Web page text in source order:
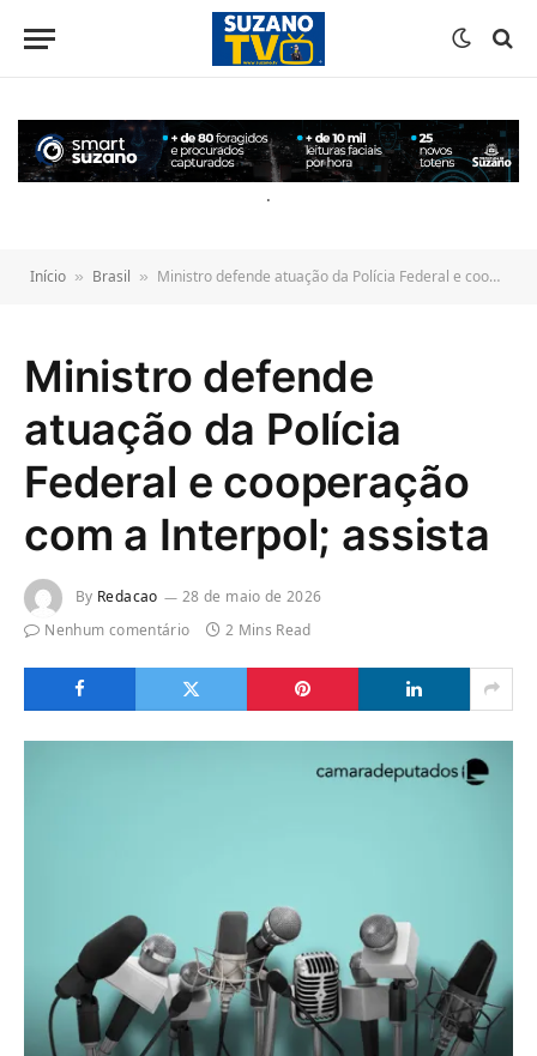
conteúdo
.
Início » Brasil » Ministro defende atuação da Polícia Federal e cooperação com a Interpol; assista
Ministro defende
atuação da Polícia
Federal e cooperação
com a Interpol; assista
By Redacao
28 de maio de 2026
Nenhum comentário
2 Mins Read